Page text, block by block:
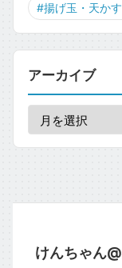
#揚げ玉・天かす
アーカイブ
けんちゃん